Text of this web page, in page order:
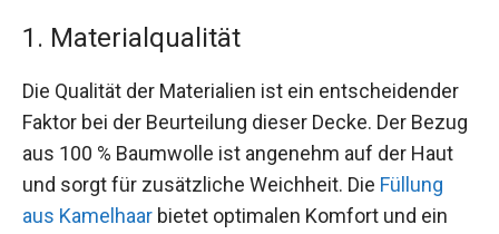
1. Materialqualität
Die Qualität der Materialien ist ein entscheidender
Faktor bei der Beurteilung dieser Decke. Der Bezug
aus 100 % Baumwolle ist angenehm auf der Haut
und sorgt für zusätzliche Weichheit. Die Füllung
aus Kamelhaar bietet optimalen Komfort und ein